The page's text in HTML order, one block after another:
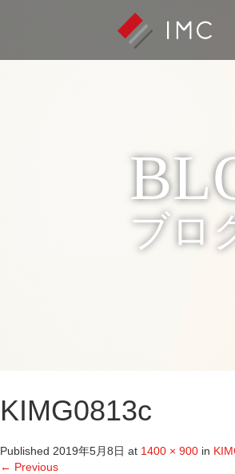
ブロ
KIMG0813c
Published 2019年5月8日 at 1400 × 900 in
← Previous